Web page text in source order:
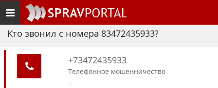
Toggle
navigation
Кто звонил с номера 83472435933?
+73472435933
Телефонное мошенничество
--